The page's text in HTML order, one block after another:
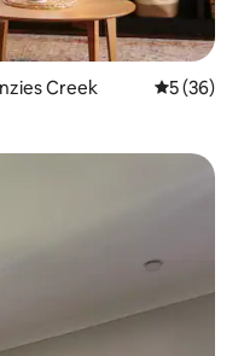
Creek Prosječna
5 (36)